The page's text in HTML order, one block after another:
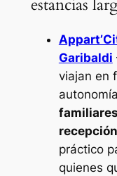
estancias
Garibaldi
viajan en
práctico
quienes